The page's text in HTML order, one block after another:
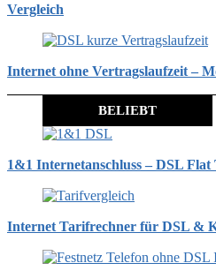
Vergleich
Internet ohne Vertragslaufzeit –
BELIEBT
1&1 Internetanschluss – DSL
Internet Tarifrechner für DSL &